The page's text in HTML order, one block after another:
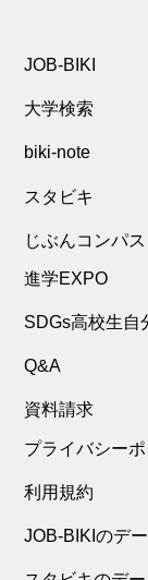
JOB-BIKI
大学検索
biki-note
スタビキ
じぶんコンパス
進学EXPO
SDGs高校生自
Q&A
資料請求
プライバシー
利用規約
JOB-BIKIのデ